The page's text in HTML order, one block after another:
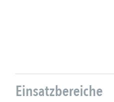
Einsatzbereiche